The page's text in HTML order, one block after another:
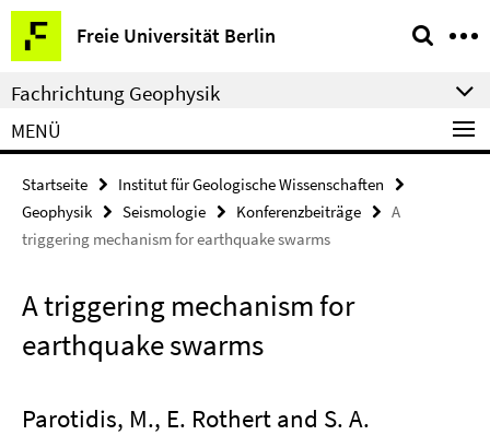
Springe
direkt
zu
Inhalt
Freie Universität Berlin
Service-
Navigation
Fachrichtung Geophysik
MENÜ
Startseite
Institut für Geologische Wissenschaften
Geophysik
Seismologie Konferenzbeiträge
A
triggering mechanism for earthquake swarms
A triggering mechanism for
earthquake swarms
Parotidis, M., E. Rothert and S. A.